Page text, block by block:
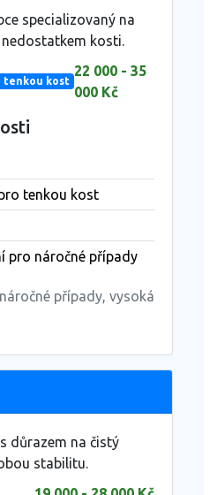
specializovaný na
kosti.
tenkou kost
22 000 - 35
000 Kč
tenkou kost
pro náročné případy
případy, vysoká
důrazem na čistý
stabilitu.